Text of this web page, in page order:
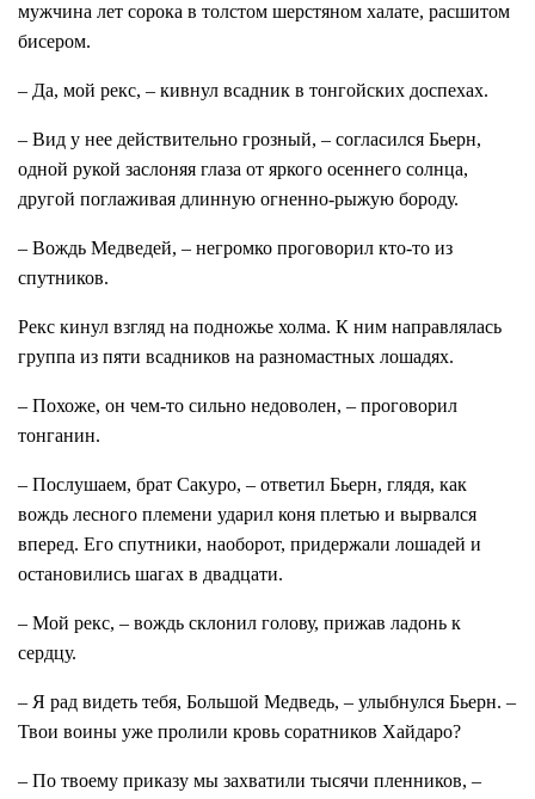
мужчина лет сорока в толстом шерстяном халате, расшитом
бисером.
– Да, мой рекс, – кивнул всадник в тонгойских доспехах.
– Вид у нее действительно грозный, – согласился Бьерн,
одной рукой заслоняя глаза от яркого осеннего солнца,
другой поглаживая длинную огненно-рыжую бороду.
– Вождь Медведей, – негромко проговорил кто-то из
спутников.
Рекс кинул взгляд на подножье холма. К ним направлялась
группа из пяти всадников на разномастных лошадях.
– Похоже, он чем-то сильно недоволен, – проговорил
тонганин.
– Послушаем, брат Сакуро, – ответил Бьерн, глядя, как
вождь лесного племени ударил коня плетью и вырвался
вперед. Его спутники, наоборот, придержали лошадей и
остановились шагах в двадцати.
– Мой рекс, – вождь склонил голову, прижав ладонь к
сердцу.
– Я рад видеть тебя, Большой Медведь, – улыбнулся Бьерн. –
Твои воины уже пролили кровь соратников Хайдаро?
– По твоему приказу мы захватили тысячи пленников, –